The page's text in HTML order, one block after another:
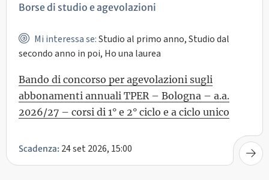
Borse di studio e agevolazioni
Mi interessa se:Studio al primo anno, Studio dal
secondo anno in poi, Ho una laurea
Bando di concorso per agevolazioni sugli
abbonamenti annuali TPER – Bologna – a.a.
2026/27 – corsi di 1° e 2° ciclo e a ciclo unico
Scadenza: 24 set 2026, 15:00